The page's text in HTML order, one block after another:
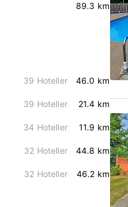
89.3 km
39 Hoteller 46.0 km
39 Hoteller 21.4 km
34 Hoteller 11.9 km
32 Hoteller 44.8 km
32 Hoteller 46.2 km